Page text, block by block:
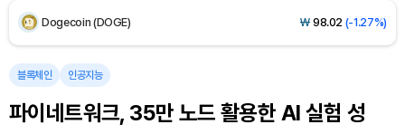
Dogecoin (DOGE) ₩ 98.02 (-1.27%)
Bitcoin (BTC)
블록체인 인공지능
파이네트워크, 35만 노드 활용한 AI 실험 성